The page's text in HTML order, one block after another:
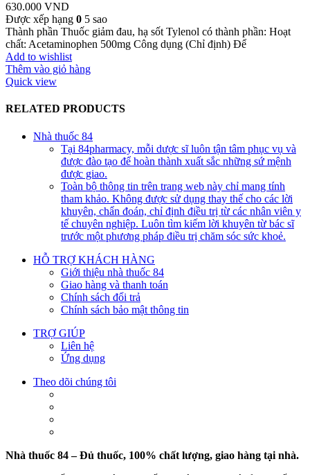
630.000 VND
Được xếp hạng 0 5 sao
Thành phần Thuốc giảm đau, hạ sốt Tylenol có thành phần: Hoạt
chất: Acetaminophen 500mg Công dụng (Chỉ định) Để
Add to wishlist
Thêm vào giỏ hàng
Quick view
RELATED PRODUCTS
Nhà thuốc 84
Tại 84pharmacy, mỗi dược sĩ luôn tận tâm phục vụ và
được đào tạo để hoàn thành xuất sắc những sứ mệnh
được giao.
Toàn bộ thông tin trên trang web này chỉ mang tính
tham khảo. Không được sử dụng thay thế cho các lời
khuyên, chẩn đoán, chỉ định điều trị từ các nhân viên y
tế chuyên nghiệp. Luôn tìm kiếm lời khuyên từ bác sĩ
trước một phương pháp điều trị chăm sóc sức khoẻ.
HỖ TRỢ KHÁCH HÀNG
Giới thiệu nhà thuốc 84
Giao hàng và thanh toán
Chính sách đổi trả
Chính sách bảo mật thông tin
TRỢ GIÚP
Liên hệ
Ứng dụng
Theo dõi chúng tôi
Nhà thuốc 84 – Đủ thuốc, 100% chất lượng, giao hàng tại nhà.